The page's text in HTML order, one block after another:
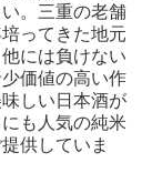
。三重の老舗
ってきた地元
には負けない
価値の高い作
しい日本酒が
も人気の純米
供していま